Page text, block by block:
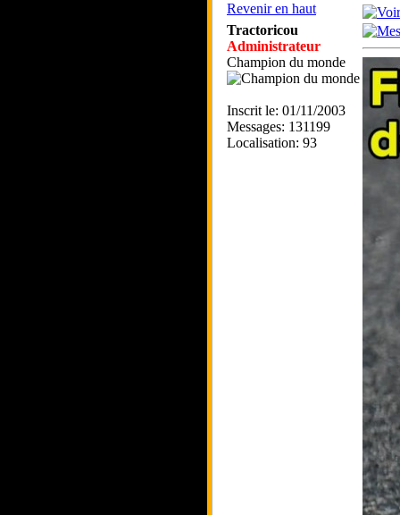
Revenir en haut
Tractoricou
Administrateur
Champion du monde
Inscrit le: 01/11/2003
Messages: 131199
Localisation: 93